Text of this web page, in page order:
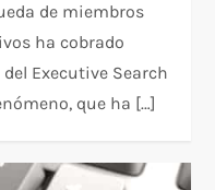
de miembros
ha cobrado
Executive Search
que ha […]